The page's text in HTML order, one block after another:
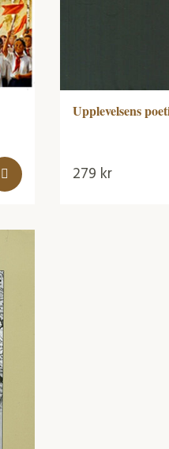
Upplevelsens
279 kr